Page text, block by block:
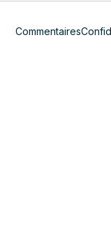
Commentaires